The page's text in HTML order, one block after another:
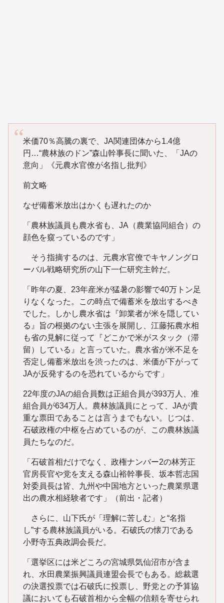
米価70％高騰の裏で、JA関連団体から1.4億
円…“農林族のドン”森山幹事長に聞いた、「JAの
意向」《元農水官僚が名指し批判》
前文略
なぜ備蓄米放出はかくも遅れたのか
「農林族議員も農水省も、JA（農業協同組合）の
顔色を窺っているのです」
そう指摘するのは、元農水官僚でキヤノングロ
ーバル戦略研究所の山下一仁研究主幹だ。
「昨年の夏、23年産米が猛暑の影響で40万トン足
りなくなった。この時点で備蓄米を放出するべき
でした。しかし農水省は『卸業者が米を隠してい
る』旨の根拠のない主張を展開し、江藤拓農水相
も省の見解に従って『どこかで米がスタック（滞
留）している』と言っていた。農水省が米不足を
否定し備蓄米放出を渋ったのは、米価が下がって
JAが反発するのを恐れているからです」
22年度のJAの組合員数は正組合員が393万人、准
組合員が634万人。農林族議員にとって、JAが貴
重な票田であることは言うまでもない。じつは、
石破政権の中枢を占めているのが、この農林族議
員たちなのだ。
「石破首相だけでなく、政権ナンバー2の林芳正
官房長官や党を支える森山裕幹事長、坂本哲志国
対委員長は皆、九州や中国地方といった農業県選
出の農水相経験者です」（前出・記者）
さらに、山下氏が「理解に苦しむ」と“名指
し”する農林族議員がいる。石破氏の懐刀である
小野寺五典政調会長だ。
「選挙区には米どころの宮城県気仙沼市が含ま
れ、水田農業振興議員連盟会長でもある。総裁選
の決選投票では石破氏に投票し、野党との予算協
議においても石破首相から全幅の信頼を寄せられ